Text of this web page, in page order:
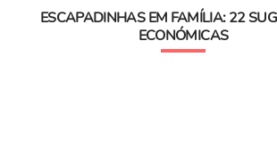
ESCAPADINHAS EM FAMÍLIA: 22
ECONÓMICAS